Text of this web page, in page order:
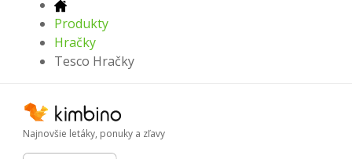
Produkty
Hračky
Tesco Hračky
Najnovšie letáky, ponuky a zľavy